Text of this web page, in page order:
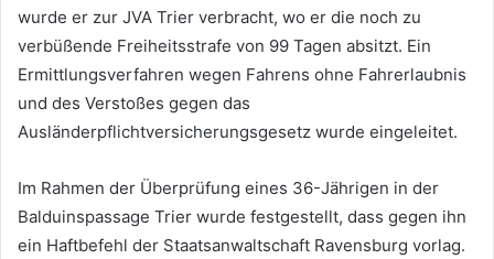
wurde er zur JVA Trier verbracht, wo er die noch zu
verbüßende Freiheitsstrafe von 99 Tagen absitzt. Ein
Ermittlungsverfahren wegen Fahrens ohne Fahrerlaubnis
und des Verstoßes gegen das
Ausländerpflichtversicherungsgesetz wurde eingeleitet.
Im Rahmen der Überprüfung eines 36-Jährigen in der
Balduinspassage Trier wurde festgestellt, dass gegen ihn
ein Haftbefehl der Staatsanwaltschaft Ravensburg vorlag.